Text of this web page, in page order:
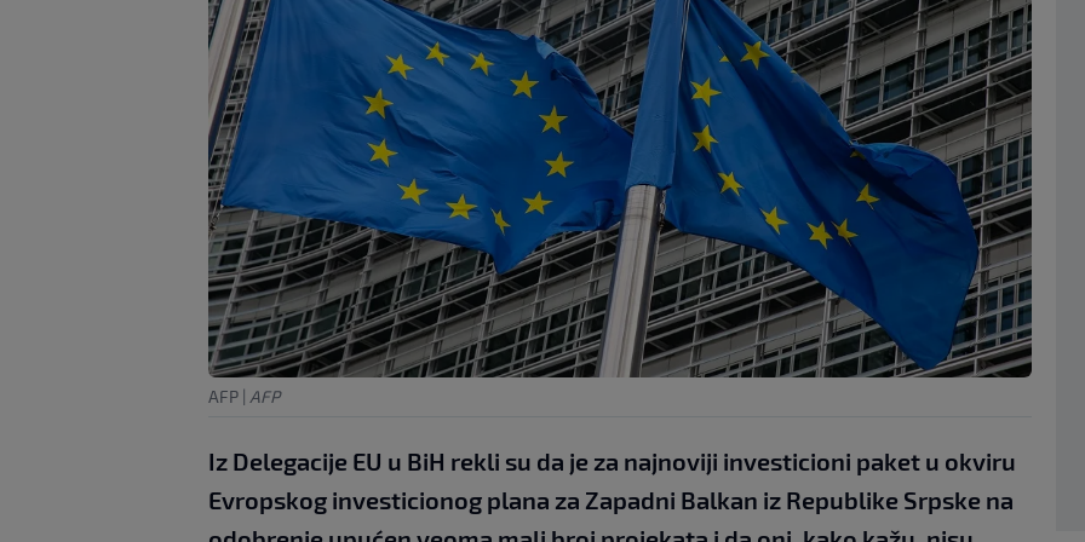
AFP | AFP
Iz Delegacije EU u BiH rekli su da je za najnoviji investicioni paket u okviru
Evropskog investicionog plana za Zapadni Balkan iz Republike Srpske na